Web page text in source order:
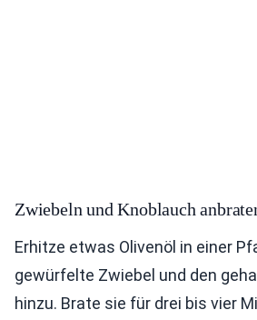
Zwiebeln und Knoblauch
Erhitze etwas Olivenöl in einer
gewürfelte Zwiebel und den
hinzu. Brate sie für drei bis vier